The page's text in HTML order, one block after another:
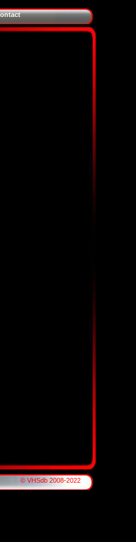
© VHSdb 2008-2022